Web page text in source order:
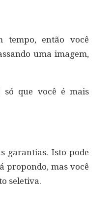
tempo, então você
uma imagem,
só que você é mais
garantias. Isto pode
propondo, mas você
seletiva.